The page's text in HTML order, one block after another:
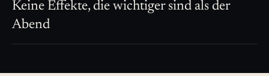
Keine Effekte, die wichtiger sind als der
Abend